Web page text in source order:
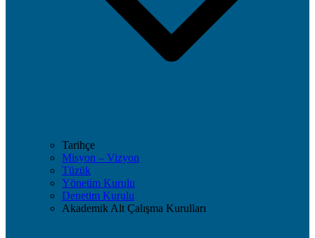
Tarihçe
Misyon – Vizyon
Tüzük
Yönetim Kurulu
Denetim Kurulu
Akademik Alt Çalışma Kurulları